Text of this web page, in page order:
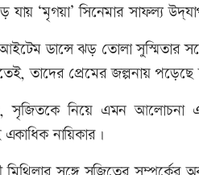
‘মৃগয়া’ সিনেমার সাফল্য
ডান্সে ঝড় তোলা সুস্মিতার
তাদের প্রেমের জল্পনায়
সৃজিতকে নিয়ে এমন আলোচনা
একাধিক নায়িকার।